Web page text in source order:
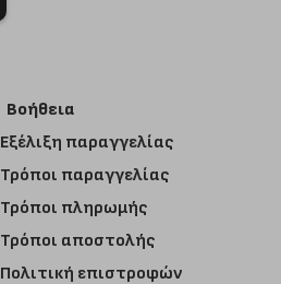
Βοήθεια
Εξέλιξη παραγγελίας
Τρόποι παραγγελίας
Τρόποι πληρωμής
Τρόποι αποστολής
Πολιτική επιστροφών